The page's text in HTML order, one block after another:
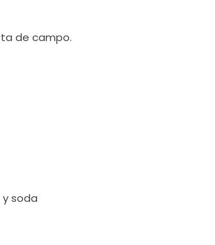
de campo.
y soda